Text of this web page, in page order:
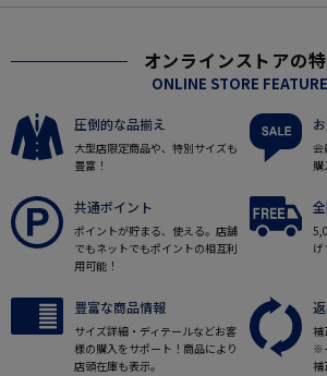
オンラインストアの
ONLINE STORE
圧倒的な品揃え
大型店限定商品や、特別サイズも
豊富！
購
共通ポイント
ポイントが貯まる、使える。店舗
でもネットでもポイントの相互利
用可能！
豊富な商品情報
サイズ詳細・ディテールなどお客
様の購入をサポート！商品により
店頭在庫も表示。
補
※
補